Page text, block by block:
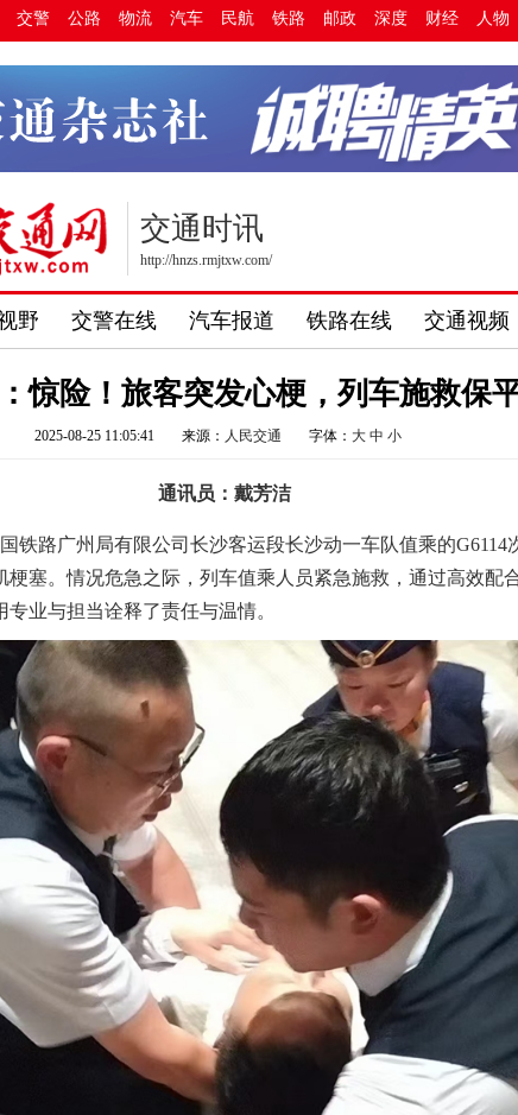
交警 公路 物流 汽车 民航 铁路 邮政 深度 财经 人物
交通时讯
http://hnzs.rmjtxw.com/
野 交警在线 汽车报道 铁路在线 交通视频
惊险！旅客突发心梗，列车施救保
2025-08-25 11:05:41 来源： 人民交通 字体： 大 中 小
通讯员：戴芳洁
铁路广州局有限公司长沙客运段长沙动一车队值乘的G6114
梗塞。情况危急之际，列车值乘人员紧急施救，通过高效配
业与担当诠释了责任与温情。